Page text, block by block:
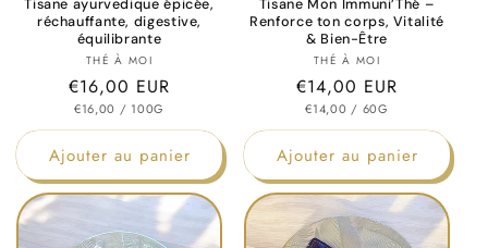
Tisane ayurvedique épicée,
réchauffante, digestive,
équilibrante
Fournisseur :
THÉ À MOI
Prix
habituel
€16,00 EUR
PRIX
€16,00 / PAR
100G
Ajouter au panier
Tisane Mon Immuni’Thé –
Renforce ton corps, Vitalité
& Bien-Être
Fournisseur :
THÉ À MOI
Prix
habituel
€14,00 EUR
PRIX
€14,00 / PAR
60G
Ajouter au panier